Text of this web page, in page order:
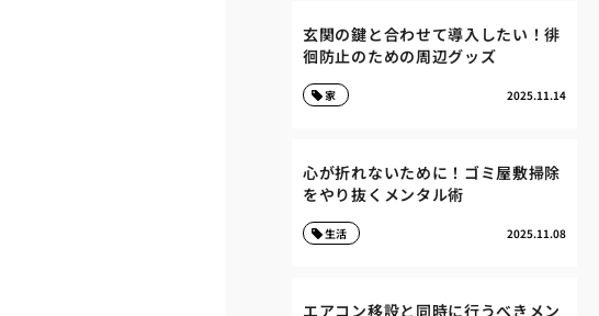
玄関の鍵と合わせて導入したい！徘
徊防止のための周辺グッズ
2025.11.14
家
心が折れないために！ゴミ屋敷掃除
をやり抜くメンタル術
2025.11.08
生活
エアコン移設と同時に行うべきメン